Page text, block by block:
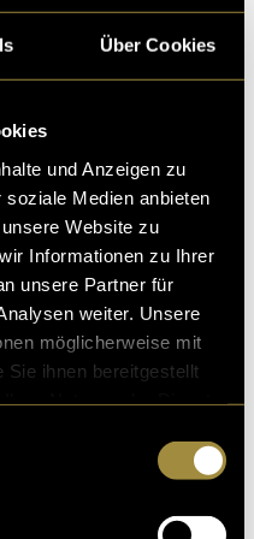
Über Cookies
und Anzeigen zu
Medien anbieten
Website zu
Informationen zu Ihrer
unsere Partner für
weiter. Unsere
möglicherweise mit
Sie ihnen bereitgestellt
auf mehr. Dieses m
aber mit d
wieder einen guten Kaff